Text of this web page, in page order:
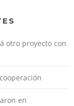
otro proyecto con
en